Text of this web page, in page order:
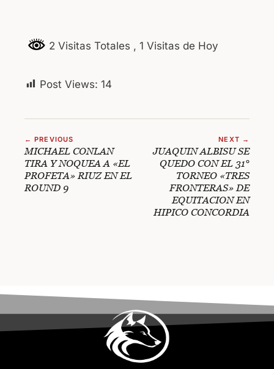
2 Visitas Totales , 1 Visitas de Hoy
Post Views: 14
← PREVIOUS
MICHAEL CONLAN
TIRA Y NOQUEA A «EL
PROFETA» RIUZ EN EL
ROUND 9
NEXT →
JUAQUIN ALBISU SE
QUEDO CON EL 31°
TORNEO «TRES
FRONTERAS» DE
EQUITACION EN
HIPICO CONCORDIA